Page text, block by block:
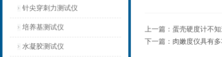
针尖穿刺力测试仪
培养基测试仪
水凝胶测试仪
上一篇： 蛋壳硬度计不
下一篇： 肉嫩度仪具有